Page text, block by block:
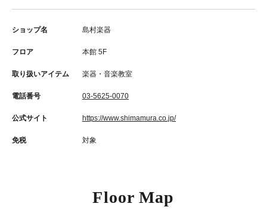
ショップ名 島村楽器
フロア 本館 5F
取り扱いアイテム 楽器・音楽教室
電話番号 03-5625-0070
公式サイト https://www.shimamura.co.jp/
免税 対象
Floor Map